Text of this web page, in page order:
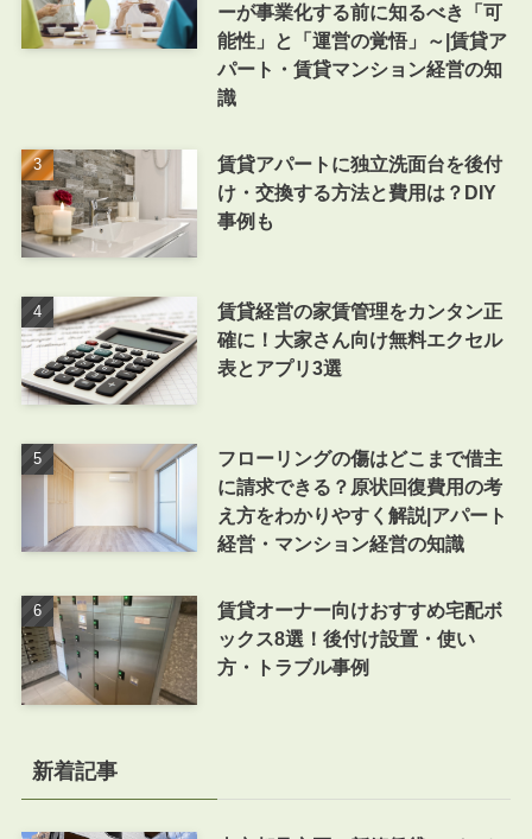
ーが事業化する前に知るべき「可
能性」と「運営の覚悟」～|賃貸ア
パート・賃貸マンション経営の知
識
賃貸アパートに独立洗面台を後付
け・交換する方法と費用は？DIY
事例も
賃貸経営の家賃管理をカンタン正
確に！大家さん向け無料エクセル
表とアプリ3選
フローリングの傷はどこまで借主
に請求できる？原状回復費用の考
え方をわかりやすく解説|アパート
経営・マンション経営の知識
賃貸オーナー向けおすすめ宅配ボ
ックス8選！後付け設置・使い
方・トラブル事例
新着記事